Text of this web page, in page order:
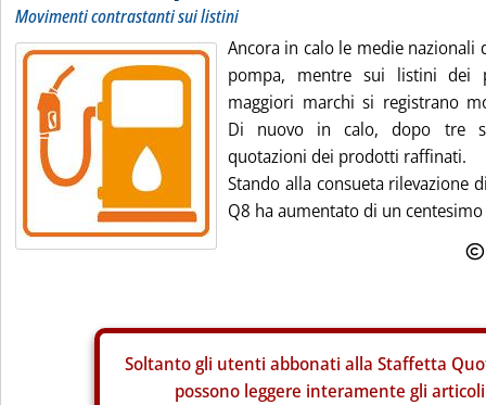
Movimenti contrastanti sui listini
Ancora in calo le medie nazionali
pompa, mentre sui listini dei
maggiori marchi si registrano
Di nuovo in calo, dopo tre
quotazioni dei prodotti raffinati.
Stando alla consueta rilevazione
Q8 ha aumentato di un
Soltanto gli utenti abbonati alla Staffetta
possono leggere interamente gli